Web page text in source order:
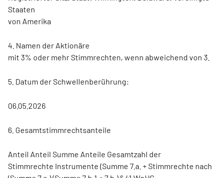
Staaten
von Amerika
4. Namen der Aktionäre
mit 3% oder mehr Stimmrechten, wenn abweichend von 3.
5. Datum der Schwellenberührung:
06.05.2026
6. Gesamtstimmrechtsanteile
Anteil Anteil Summe Anteile Gesamtzahl der
Stimmrechte Instrumente (Summe 7.a. + Stimmrechte nach